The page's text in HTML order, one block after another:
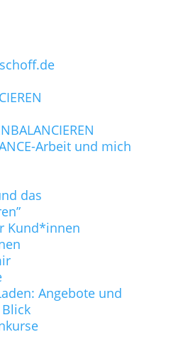
Arbeit und mich
das
Kund*innen
Angebote und